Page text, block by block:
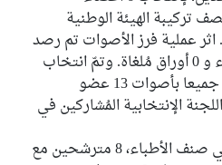
تركيبة الهيئة الوطنية
اثر عملية فرز الأصوات تم رصد
وجود 0 أوراق بيضاء و 0 أوراق مُلغاة. وتمّ انتخاب
ستة أعضاء حضِيُوا جميعا بأصوات 13 عضو
الإنتخابية المُشاركين في
الإنتقال للتصويت في صنف الأطباء، 8 مترشحين مع